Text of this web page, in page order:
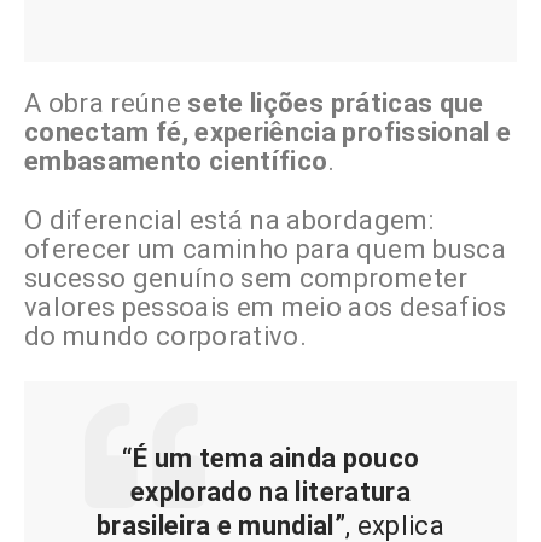
A obra reúne sete lições práticas que
conectam fé, experiência profissional e
embasamento científico.
O diferencial está na abordagem:
oferecer um caminho para quem busca
sucesso genuíno sem comprometer
valores pessoais em meio aos desafios
do mundo corporativo.
“É um tema ainda pouco
explorado na literatura
brasileira e mundial”, explica